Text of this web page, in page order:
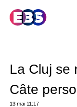
La Cluj se
Câte
13 mai 11:17